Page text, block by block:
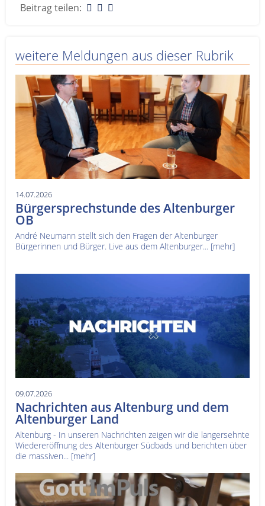
Beitrag teilen:
weitere Meldungen aus dieser Rubrik
14.07.2026
Bürgersprechstunde des Altenburger
OB
André Neumann stellt sich den Fragen der Altenburger
Bürgerinnen und Bürger. Live aus dem Altenburger... [mehr]
09.07.2026
Nachrichten aus Altenburg und dem
Altenburger Land
Altenburg - In unseren Nachrichten zeigen wir die langersehnte
Wiedereröffnung des Altenburger Südbads und berichten über
die massiven... [mehr]